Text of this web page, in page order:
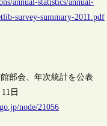
annual-statistics/annual-
survey-summary-2011.pdf
部会、年次統計を公表
日
node/21056